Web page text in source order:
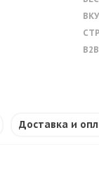
B2B
Доставка и